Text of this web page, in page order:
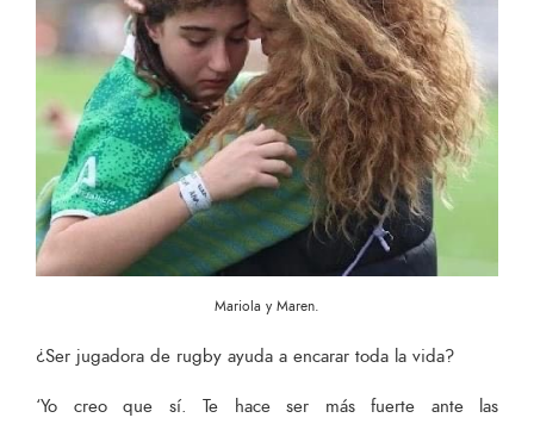
Mariola y Maren.
¿Ser jugadora de rugby ayuda a encarar toda la vida?
‘Yo creo que sí. Te hace ser más fuerte ante las